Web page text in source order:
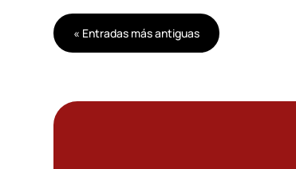
« Entradas más antiguas